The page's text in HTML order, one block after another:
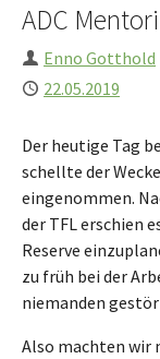
ADC
Author
Enno Gotthold
Published
22.05.2019
Der heutige Tag
schellte der
eingenommen.
der TFL erschien
Reserve
zu früh bei der
niemanden
Also machten wir